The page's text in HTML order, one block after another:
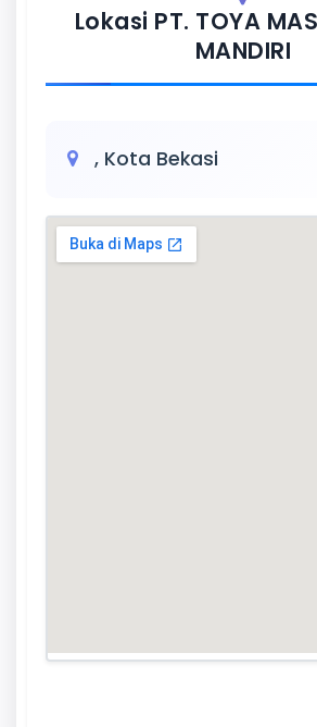
Lokasi PT. TOYA
MANDIRI
, Kota Bekasi